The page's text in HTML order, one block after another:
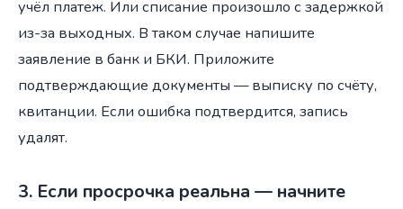
учёл платеж. Или списание произошло с задержкой
из-за выходных. В таком случае напишите
заявление в банк и БКИ. Приложите
подтверждающие документы — выписку по счёту,
квитанции. Если ошибка подтвердится, запись
удалят.
3. Если просрочка реальна — начните